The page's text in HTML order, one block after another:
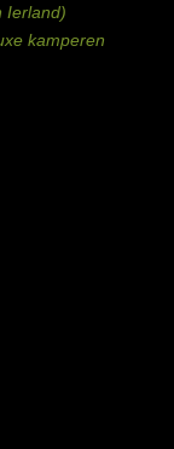
Ierland)
kamperen